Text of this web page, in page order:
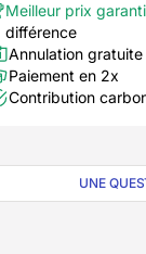
Meilleur prix
différence
Annulation
Paiement en 2x
Contribution
UNE